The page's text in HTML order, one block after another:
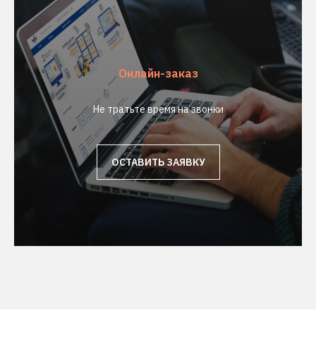
Онлайн-заказ
Не тратьте время на звонки
ОСТАВИТЬ ЗАЯВКУ